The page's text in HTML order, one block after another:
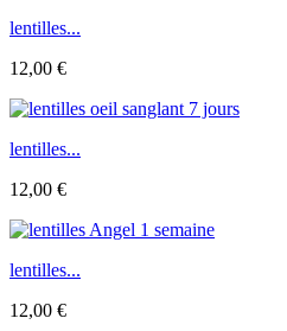
lentilles...
12,00 €
lentilles...
12,00 €
lentilles...
12,00 €